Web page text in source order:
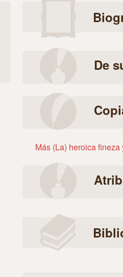
De
Más (La) heroica